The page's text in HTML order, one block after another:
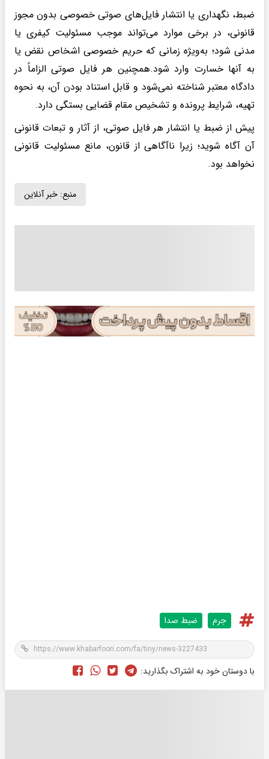
ضبط، نگهداری یا انتشار فایل‌های صوتی خصوصی بدون مجوز
قانونی، در برخی موارد می‌تواند موجب مسئولیت کیفری یا
مدنی شود؛ به‌ویژه زمانی که حریم خصوصی اشخاص نقض یا
به آنها خسارت وارد شود.همچنین هر فایل صوتی الزاماً در
دادگاه معتبر شناخته نمی‌شود و قابل استناد بودن آن، به نحوه
تهیه، شرایط پرونده و تشخیص مقام قضایی بستگی دارد.
پیش از ضبط یا انتشار هر فایل صوتی، از آثار و تبعات قانونی
آن آگاه شوید؛ زیرا ناآگاهی از قانون، مانع مسئولیت قانونی
نخواهد بود.
منبع: خبر آنلاین
جرم ضبط صدا
با دوستان خود به اشتراک بگذارید: